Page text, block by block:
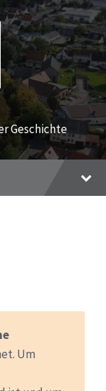
Geschichte
Um